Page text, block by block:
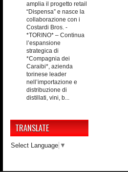
amplia il progetto retail
“Dispensa” e nasce la
collaborazione con i
Costardi Bros. -
*TORINO* – Continua
l’espansione
strategica di
*Compagnia dei
Caraibi*, azienda
torinese leader
nell’importazione e
distribuzione di
distillati, vini, b...
TRANSLATE
Select Language ▼